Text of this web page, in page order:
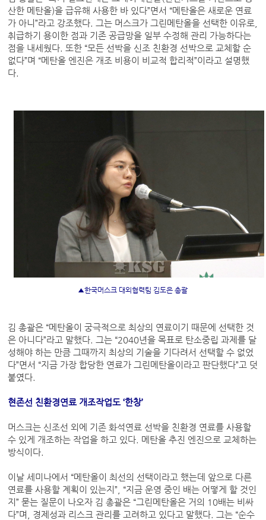
산한 메탄올)을 급유해 사용한 바 있다”면서 “메탄올은 새로운 연료
가 아니”라고 강조했다. 그는 머스크가 그린메탄올을 선택한 이유로,
취급하기 용이한 점과 기존 공급망을 일부 수정해 관리 가능하다는
점을 내세웠다. 또한 “모든 선박을 신조 친환경 선박으로 교체할 순
없다”며 “메탄올 엔진은 개조 비용이 비교적 합리적”이라고 설명했
다.
▲한국머스크 대외협력팀 김도은 총괄
김 총괄은 “메탄올이 궁극적으로 최상의 연료이기 때문에 선택한 것
은 아니다”라고 말했다. 그는 “2040년을 목표로 탄소중립 과제를 달
성해야 하는 만큼 그때까지 최상의 기술을 기다려서 선택할 수 없었
다”면서 “지금 가장 합당한 연료가 그린메탄올이라고 판단했다”고 덧
붙였다.
현존선 친환경연료 개조작업도 ‘한창’
머스크는 신조선 외에 기존 화석연료 선박을 친환경 연료를 사용할
수 있게 개조하는 작업을 하고 있다. 메탄올 추진 엔진으로 교체하는
방식이다.
이날 세미나에서 “메탄올이 최선의 선택이라고 했는데 앞으로 다른
연료를 사용할 계획이 있는지”, “지금 운영 중인 배는 어떻게 할 것인
지” 묻는 질문이 나오자 김 총괄은 “그린메탄올은 거의 10배는 비싸
다”며, 경제성과 리스크 관리를 고려하고 있다고 말했다. 그는 “순수